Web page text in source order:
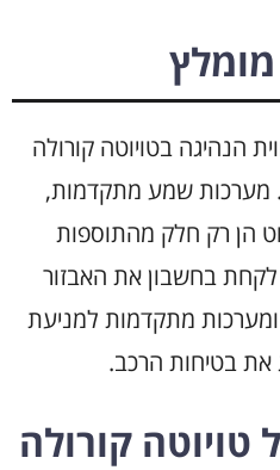
מומלץ
הנהיגה בטויוטה קורולה
מערכות שמע מתקדמות,
הן רק חלק מהתוספות
בחשבון את האבזור
ומערכות מתקדמות למניעת
את בטיחות הרכב.
טויוטה קורולה